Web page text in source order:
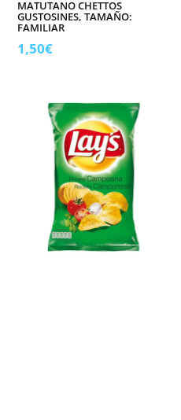
MATUTANO CHETTOS
GUSTOSINES, TAMAÑO:
FAMILIAR
1,50€